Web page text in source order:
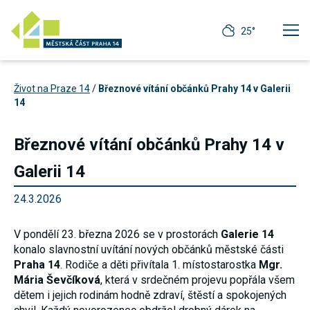
25°
Život na Praze 14/ Březnové vítání občánků Prahy 14 v Galerii
14
Březnové vítání občánků Prahy 14 v
Galerii 14
24.3.2026
V pondělí 23. března 2026 se v prostorách Galerie 14
konalo slavnostní uvítání nových občánků městské části
Praha 14. Rodiče a děti přivítala 1. místostarostka Mgr.
Mária Ševčíková, která v srdečném projevu popřála všem
dětem i jejich rodinám hodně zdraví, štěstí a spokojených
Technické
cookies
Technické
cookies jsou